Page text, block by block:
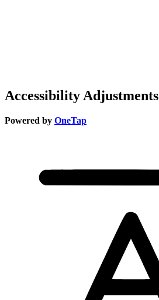
Accessibility Adjustments
Powered by OneTap